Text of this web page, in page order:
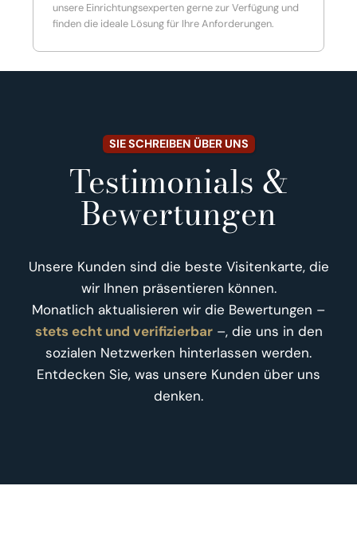
unsere Einrichtungsexperten gerne zur Verfügung und
finden die ideale Lösung für Ihre Anforderungen.
SIE SCHREIBEN ÜBER UNS
Testimonials &
Bewertungen
Unsere Kunden sind die beste Visitenkarte, die
wir Ihnen präsentieren können.
Monatlich aktualisieren wir die Bewertungen –
stets echt und verifizierbar–, die uns in den
sozialen Netzwerken hinterlassen werden.
Entdecken Sie, was unsere Kunden über uns
denken.